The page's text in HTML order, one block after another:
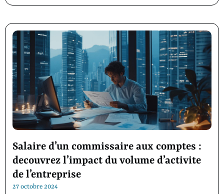
Salaire d’un commissaire aux comptes :
decouvrez l’impact du volume d’activite
de l’entreprise
27 octobre 2024